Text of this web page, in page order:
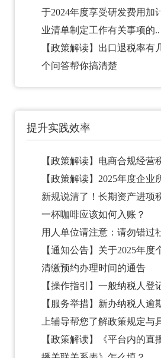
于2024年度享受研发费用加
业清单制定工作有关事项的..
【政策解读】出口退税率
个问答帮你搞清楚
提升实践效率
【政策解读】电商合规经营
【政策解读】2025年度企
新规说清了！长期资产进项
一杯咖啡应该如何入账？
用人单位请注意：请勿错过
【通知公告】关于2025年
清缴预约办理时间的通告
【操作指引】一般纳税人登
【服务举措】新办纳税人
上辅导帮您了解政策规定与
【政策解读】《平台内的